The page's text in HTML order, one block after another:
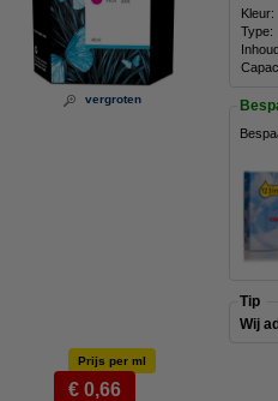
vergroten
Kleur:
Type:
Tip
Wij
Prijs per ml
€ 0,66